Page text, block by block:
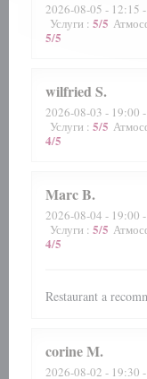
2026-08-05 - 12:15
Услуги : 5/5
5/5
wilfriedS
2026-08-03 - 19:00
Услуги : 5/5
4/5
MarcB
2026-08-04 - 19:00
Услуги : 5/5
4/5
Restaurant a
corineM
2026-08-02 - 19:30